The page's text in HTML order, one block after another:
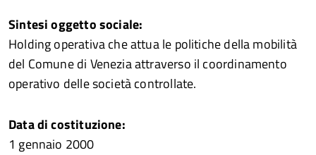
Sintesi oggetto sociale:
Holding operativa che attua le politiche della mobilità
del Comune di Venezia attraverso il coordinamento
operativo delle società controllate.
Data di costituzione:
1 gennaio 2000